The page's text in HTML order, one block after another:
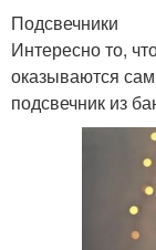
Подсвечники
Интересно то,
оказываются
подсвечник из